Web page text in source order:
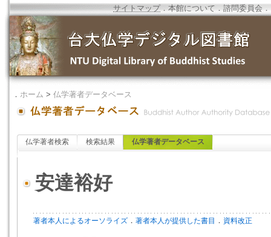
サイトマップ．本館について ．諮問委員会 ．
． ホーム > 仏学著者データベース
仏学著者検索 検索結果 仏学著者データベース
安達裕好
著者本人によるオーソライズ ． 著者本人が提供した書目 ． 資料改正